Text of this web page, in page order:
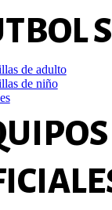
de adulto
de niño